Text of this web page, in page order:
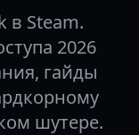
в Steam.
2026
гайды
шутере.